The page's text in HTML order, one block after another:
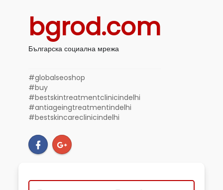
bgrod.com
Българска социална мрежа
#globalseoshop
#buy
#bestskintreatmentclinicindelhi
#antiageingtreatmentindelhi
#bestskincareclinicindelhi